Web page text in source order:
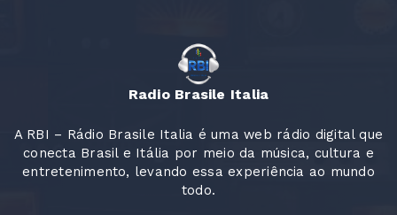
Radio Brasile Italia
A RBI – Rádio Brasile Italia é uma web rádio digital que
conecta Brasil e Itália por meio da música, cultura e
entretenimento, levando essa experiência ao mundo
todo.